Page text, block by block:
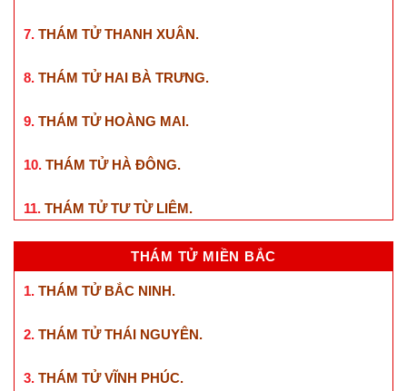
7. THÁM TỬ THANH XUÂN.
8. THÁM TỬ HAI BÀ TRƯNG.
9. THÁM TỬ HOÀNG MAI.
10. THÁM TỬ HÀ ĐÔNG.
11. THÁM TỬ TƯ TỪ LIÊM.
THÁM TỬ MIỀN BẮC
1. THÁM TỬ BẮC NINH.
2. THÁM TỬ THÁI NGUYÊN.
3. THÁM TỬ VĨNH PHÚC.